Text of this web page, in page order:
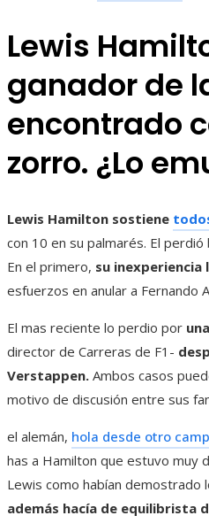
Lewis
ganador de
encontrado
zorro. ¿Lo
Lewis Hamilton sostiene
con 10 en su palmarés. El
En el primero, su inexperiencia
esfuerzos en anular a Fernando
El mas reciente lo perdio por
director de Carreras de F1-
Verstappen. Ambos casos
motivo de discusión entre sus
el alemán, hola desde otro
has a Hamilton que estuvo muy
Lewis como habían
además hacía de equilibrista